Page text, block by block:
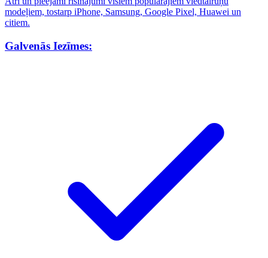
modeļiem, tostarp iPhone, Samsung, Google Pixel, Huawei un
citiem.
Galvenās Iezīmes: